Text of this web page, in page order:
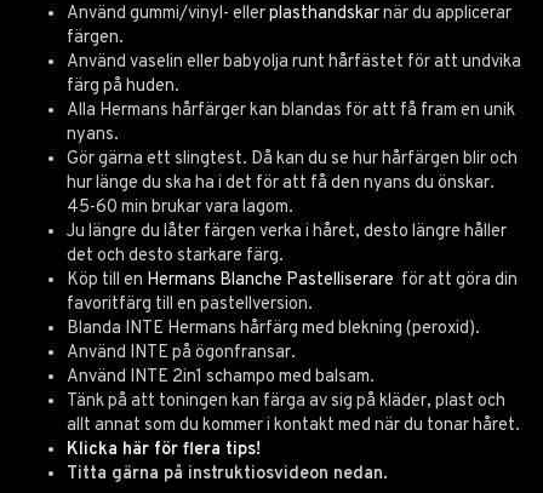
Använd gummi/vinyl- ellerplasthandskarnär du applicerar
färgen.
Använd vaselin eller babyolja runt hårfästet för att undvika
färg på huden.
Alla Hermans hårfärger kan blandas för att få fram en unik
nyans.
Gör gärna ett slingtest. Då kan du se hur hårfärgen blir och
hur länge du ska ha i det för att få den nyans du önskar.
45-60 min brukar vara lagom.
Ju längre du låter färgen verka i håret, desto längre håller
det och desto starkare färg.
Köp till en Hermans Blanche Pastelliserare för att göra din
favoritfärg till en pastellversion.
Blanda INTE Hermans hårfärg med blekning (peroxid).
Använd INTE på ögonfransar.
Använd INTE 2in1 schampo med balsam.
Tänk på att toningen kan färga av sig på kläder, plast och
allt annat som du kommer i kontakt med när du tonar håret.
Klicka här för flera tips!
Titta gärna på instruktiosvideon nedan.